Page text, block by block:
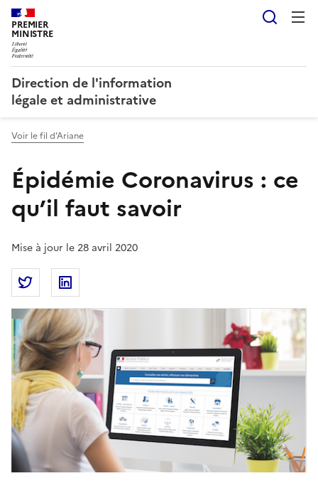
PREMIER
MINISTRE
Direction de l'information
légale et administrative
Voir le fil d’Ariane
Épidémie Coronavirus : ce
qu’il faut savoir
Mise à jour le 28 avril 2020
Partager la page
Partager Épidémie Coronavirus : ce qu’il faut